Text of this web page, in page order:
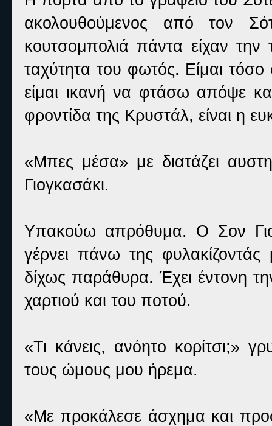
ακολουθούμενος από τον
κουτσομπολιά πάντα είχαν
ταχύτητα του φωτός. Είμαι
είμαι ικανή να φτάσω απόψε
φροντίδα της Κρυστάλ, είναι η
«Μπες μέσα» με διατάζει
Γιογκασάκι.
Υπακούω απρόθυμα. Ο Σον
γέρνει πάνω της
δίχως παράθυρα. Έχει έντονη
χαρτιού και του ποτού.
«Τι κάνεις, ανόητο κορίτσι;»
τους ώμους μου ήρεμα.
«Με προκάλεσε άσχημα και